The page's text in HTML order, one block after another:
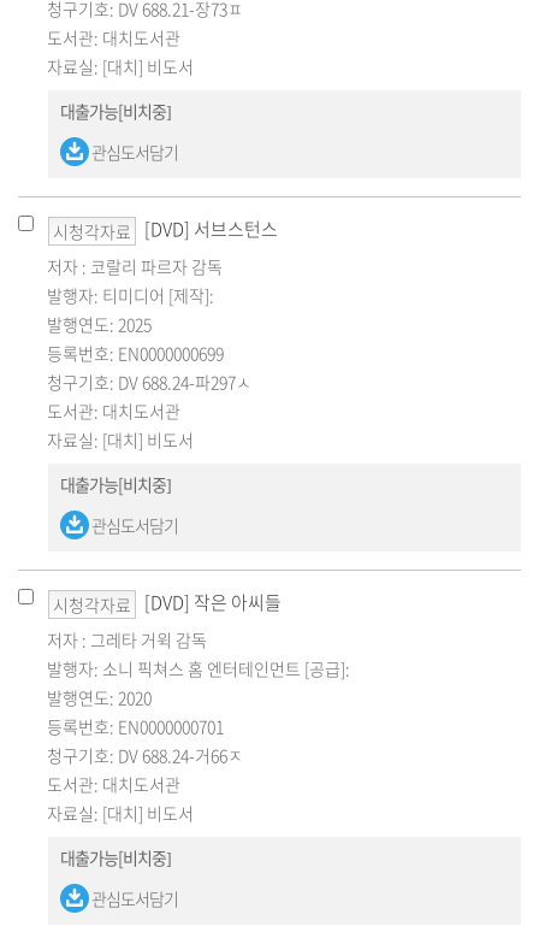
청구기호: DV 688.21-장73ㅍ
도서관: 대치도서관
자료실: [대치] 비도서
대출가능[비치중]
관심도서담기
시청각자료 [DVD] 서브스턴스
저자 : 코랄리 파르자 감독
발행자: 티미디어 [제작]:
발행연도: 2025
등록번호: EN0000000699
청구기호: DV 688.24-파297ㅅ
도서관: 대치도서관
자료실: [대치] 비도서
대출가능[비치중]
관심도서담기
시청각자료 [DVD] 작은 아씨들
저자 : 그레타 거윅 감독
발행자: 소니 픽쳐스 홈 엔터테인먼트 [공급]:
발행연도: 2020
등록번호: EN0000000701
청구기호: DV 688.24-거66ㅈ
도서관: 대치도서관
자료실: [대치] 비도서
대출가능[비치중]
관심도서담기